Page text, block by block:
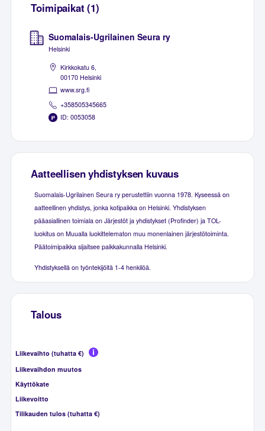
Toimipaikat (1)
Suomalais-Ugrilainen Seura ry
Helsinki
Kirkkokatu 6,
00170 Helsinki
www.srg.fi
+358505345665
ID: 0053058
Aatteellisen yhdistyksen kuvaus
Suomalais-Ugrilainen Seura ry perustettiin vuonna 1978. Kyseessä on
aatteellinen yhdistys, jonka kotipaikka on Helsinki. Yhdistyksen
pääasiallinen toimiala on Järjestöt ja yhdistykset (Profinder) ja TOL-
luokitus on Muualla luokittelematon muu monenlainen järjestötoiminta.
Päätoimipaikka sijaitsee paikkakunnalla Helsinki.
Yhdistyksellä on työntekijöitä 1-4 henkilöä.
Talous
Liikevaihto (tuhatta €)
Liikevaihdon muutos
Käyttökate
Liikevoitto
Tilikauden tulos (tuhatta €)